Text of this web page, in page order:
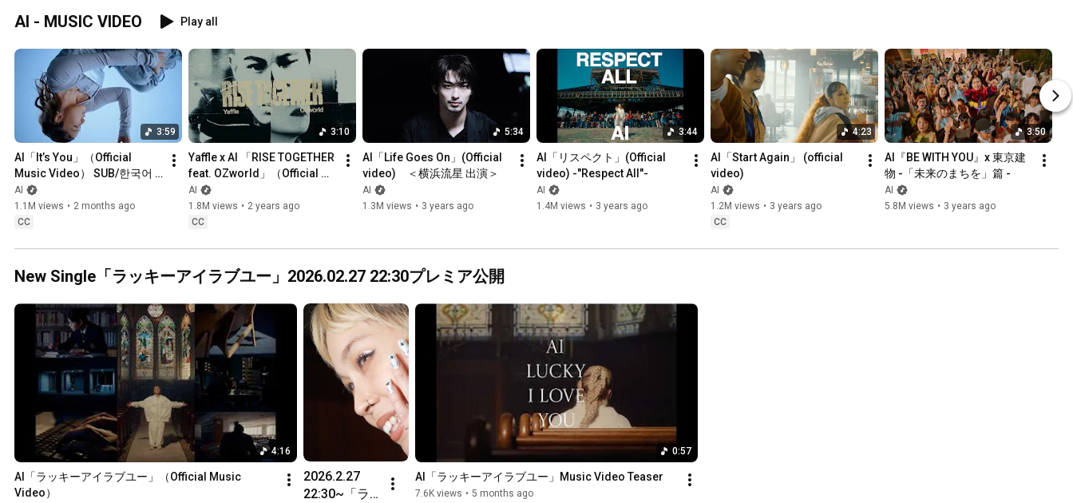
Costume : e.m.
Hair & Make-up : Fujimatsu Hitomi
Producer : Takeshi Shimojo (Latichalu)
Production Assistant : Ayumi Kanamura / Keisuke Takagi /
Shunta Ito (Latichalu)
Colorist : Ayaka Sugimoto (ARTONE FILM)
Compositor : Takuro Yoda / Shunta Ito (Latichalu)
Production : Latichalu / HAVIT ART STUDIO
＝＝＝＝＝＝＝＝＝＝＝＝＝＝＝＝＝＝＝＝＝＝＝＝
幼い頃に日本人の両親を失い、韓国有数の財閥の養子となった
が、養父の死後、失脚。韓国の家を追い出される事態に。悲し
幼い頃に父親を事故で亡くし、その経験から、貧しさを乗り越
え医師となった 河瀬桃子。自分と同じ悲しい想いは誰にもさせ
ない…その信念のもと日々懸命に命と向き合っている。
そして、日本で出会うミンソクと桃子。が、この時、二人は知
らなかった。子どもの頃、二人はとある場所で出会っていたこ
とを。『１０回切って倒れない木はない』 ＝どんなに難しいこ
とでも、何度も挑戦し続ければ必ず成功することができる、と
いう韓国のことわざ。
この言葉が二人を繋いでいたことを…。
その事実に気付かないまま、23年の時を超え、国の壁も越え
て、二人は惹かれ合っていく。しかし、予想だにしない試練が
次々と降りかかるのだった…
AI - MUSIC VIDEO Play all
3:59
AI「It’s You」（Official
Music Video） SUB/한국어
버전
AI
1.1M views • 2 months ago
CC
3:10
Yaffle x AI 「RISE TOGETHER
feat. OZworld」（Official
video）
AI
1.8M views • 2 years ago
CC
5:34
AI「Life Goes On」(Official
video)　＜横浜流星 出演＞
AI
1.3M views • 3 years ago
3:44
AI「リスペクト」(Official
video) -"Respect All"-
AI
1.4M views • 3 years ago
4:23
AI「Start Again」 (official
video)
AI
1.2M views • 3 years ago
CC
3:50
AI『BE WITH YOU』x 東京建
物 -「未来のまちを」篇 -
AI
5.8M views • 3 years ago
New Single「ラッキーアイラブユー」2026.02.27 22:30プレミア公開
4:16
AI「ラッキーアイラブユー」（Official Music
Video）
2026.2.27
22:30~「ラ
0:57
AI「ラッキーアイラブユー」Music Video Teaser
7.6K views • 5 months ago